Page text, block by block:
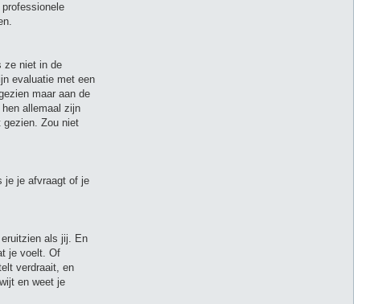
ze niet in de
evaluatie met een
maar aan de
allemaal zijn
gezien. Zou niet
je je afvraagt of je
als jij. En
je voelt. Of
verdraait, en
en weet je